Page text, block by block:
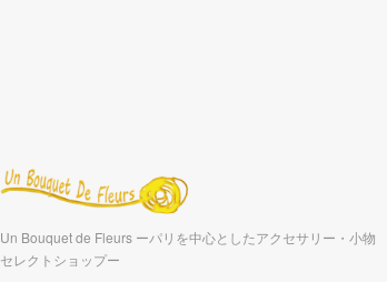
Un Bouquet de Fleurs ーパリを中心としたアクセサリー・小物
セレクトショップー